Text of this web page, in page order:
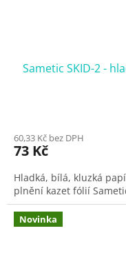
Sametic SKID-2 -
60,33 Kč bez DPH
73 Kč
Hladká, bílá, kluzká
plnění kazet fólií
Novinka